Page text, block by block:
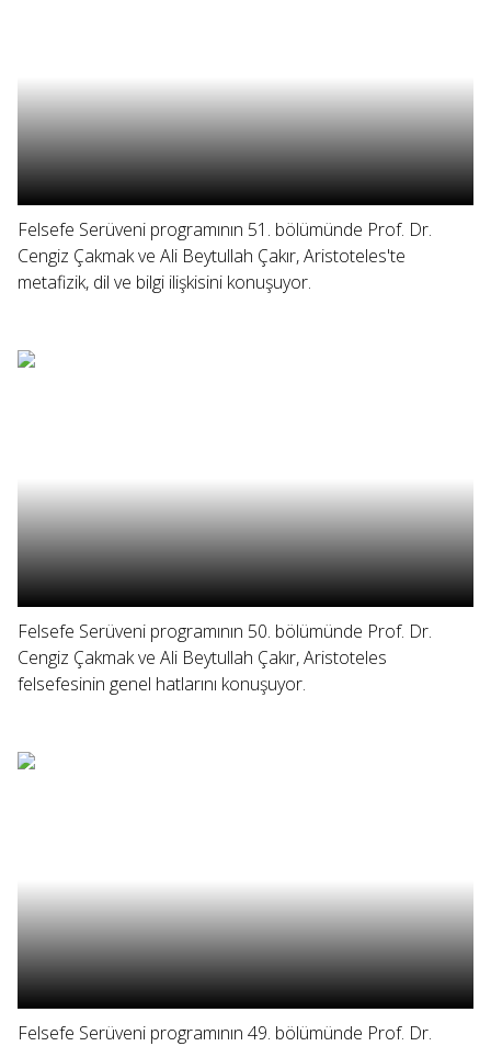
Felsefe Serüveni programının 51. bölümünde Prof. Dr.
Cengiz Çakmak ve Ali Beytullah Çakır, Aristoteles'te
metafizik, dil ve bilgi ilişkisini konuşuyor.
Felsefe Serüveni programının 50. bölümünde Prof. Dr.
Cengiz Çakmak ve Ali Beytullah Çakır, Aristoteles
felsefesinin genel hatlarını konuşuyor.
Felsefe Serüveni programının 49. bölümünde Prof. Dr.